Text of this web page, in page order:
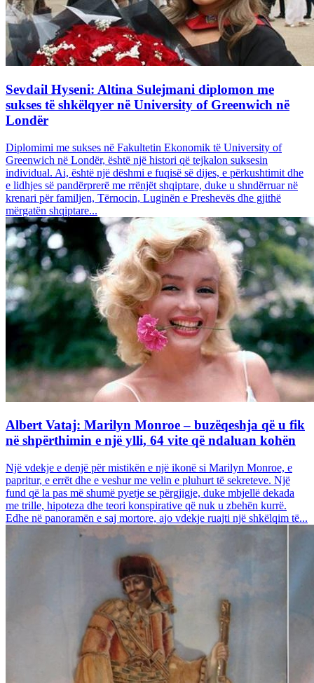
Sevdail Hyseni: Altina Sulejmani diplomon me
sukses të shkëlqyer në University of Greenwich në
Londër
Diplomimi me sukses në Fakultetin Ekonomik të University of
Greenwich në Londër, është një histori që tejkalon suksesin
individual. Ai, është një dëshmi e fuqisë së dijes, e përkushtimit dhe
e lidhjes së pandërprerë me rrënjët shqiptare, duke u shndërruar në
krenari për familjen, Tërnocin, Luginën e Preshevës dhe gjithë
mërgatën shqiptare...
Albert Vataj: Marilyn Monroe – buzëqeshja që u fik
në shpërthimin e një ylli, 64 vite që ndaluan kohën
Një vdekje e denjë për mistikën e një ikonë si Marilyn Monroe, e
papritur, e errët dhe e veshur me velin e pluhurt të sekreteve. Një
fund që la pas më shumë pyetje se përgjigje, duke mbjellë dekada
me trille, hipoteza dhe teori konspirative që nuk u zbehën kurrë.
Edhe në panoramën e saj mortore, ajo vdekje ruajti një shkëlqim të...